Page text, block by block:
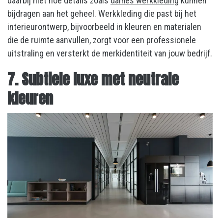
bijdragen aan het geheel. Werkkleding die past bij het
interieurontwerp, bijvoorbeeld in kleuren en materialen
die de ruimte aanvullen, zorgt voor een professionele
uitstraling en versterkt de merkidentiteit van jouw bedrijf.
7. Subtiele luxe met neutrale
kleuren